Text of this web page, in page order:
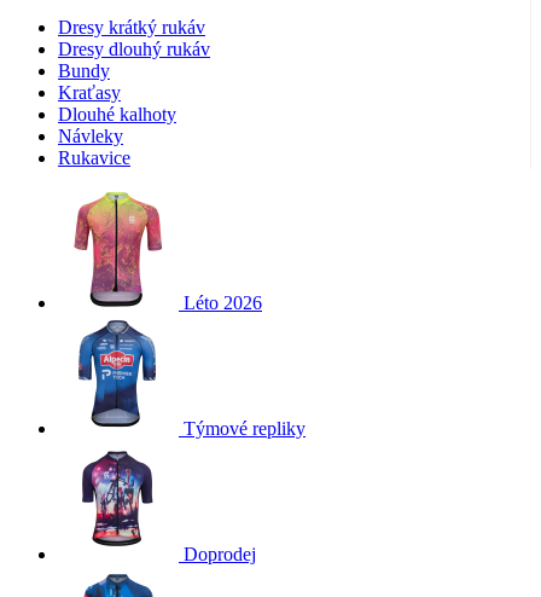
Dresy krátký rukáv
Dresy dlouhý rukáv
Bundy
Kraťasy
Dlouhé kalhoty
Návleky
Rukavice
Léto 2026
Týmové repliky
Doprodej